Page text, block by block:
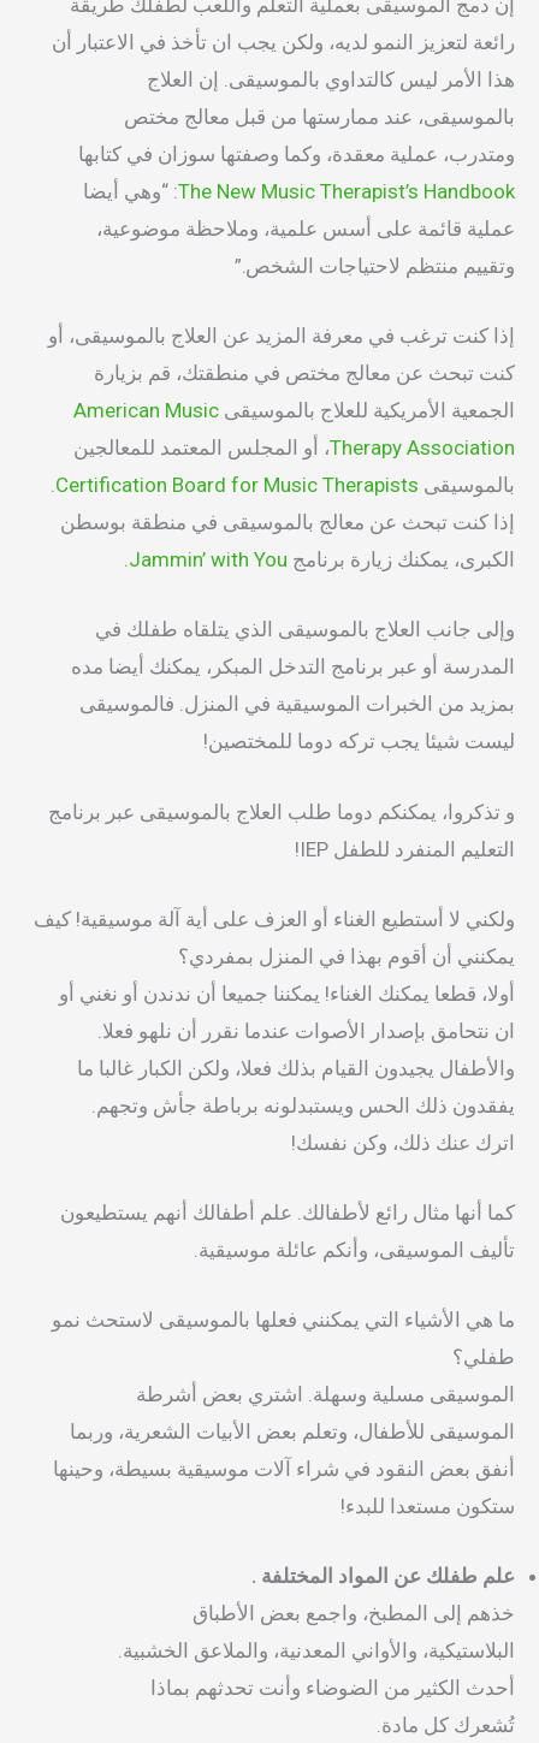
رائعة لتعزيز النمو لديه، ولكن يجب ان تأخذ في الاعتبار أن
هذا الأمر ليس كالتداوي بالموسيقى. إن العلاج
بالموسيقى، عند ممارستها من قبل معالج مختص
ومتدرب، عملية معقدة، وكما وصفتها سوزان في كتابها
The New Music Therapist’s Handbook: “وهي أيضا
عملية قائمة على أسس علمية، وملاحظة موضوعية،
وتقييم منتظم لاحتياجات الشخص.”
إذا كنت ترغب في معرفة المزيد عن العلاج بالموسيقى، أو
كنت تبحث عن معالج مختص في منطقتك، قم بزيارة
الجمعية الأمريكية للعلاج بالموسيقى American Music
Therapy Association، أو المجلس المعتمد للمعالجين
بالموسيقى Certification Board for Music Therapists
.
إذا كنت تبحث عن معالج بالموسيقى في منطقة بوسطن
الكبرى، يمكنك زيارة برنامج Jammin’ with You
.
وإلى جانب العلاج بالموسيقى الذي يتلقاه طفلك في
المدرسة أو عبر برنامج التدخل المبكر، يمكنك أيضا مده
بمزيد من الخبرات الموسيقية في المنزل. فالموسيقى
ليست شيئا يجب تركه دوما للمختصين!
و تذكروا، يمكنكم دوما طلب العلاج بالموسيقى عبر برنامج
التعليم المنفرد للطفل IEP!
ولكني لا أستطيع الغناء أو العزف على أية آلة موسيقية! كيف
يمكنني أن أقوم بهذا في المنزل بمفردي؟
أولا، قطعا يمكنك الغناء! يمكننا جميعا أن ندندن أو نغني أو
ان نتحامق بإصدار الأصوات عندما نقرر أن نلهو فعلا.
والأطفال يجيدون القيام بذلك فعلا، ولكن الكبار غالبا ما
يفقدون ذلك الحس ويستبدلونه برباطة جأش وتجهم.
اترك عنك ذلك، وكن نفسك!
كما أنها مثال رائع لأطفالك. علم أطفالك أنهم يستطيعون
تأليف الموسيقى، وأنكم عائلة موسيقية.
ما هي الأشياء التي يمكنني فعلها بالموسيقى لاستحث نمو
طفلي؟
الموسيقى مسلية وسهلة. اشتري بعض أشرطة
الموسيقى للأطفال، وتعلم بعض الأبيات الشعرية، وربما
أنفق بعض النقود في شراء آلات موسيقية بسيطة، وحينها
ستكون مستعدا للبدء!
علم طفلك عن المواد المختلفة .
خذهم إلى المطبخ، واجمع بعض الأطباق
البلاستيكية، والأواني المعدنية، والملاعق الخشبية.
أحدث الكثير من الضوضاء وأنت تحدثهم بماذا
تُشعرك كل مادة.